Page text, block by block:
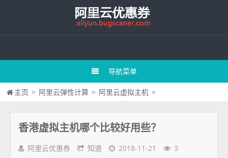
导航菜单
主页 > 阿里云弹性计算 > 阿里云虚拟主机 >
香港虚拟主机哪个比较好用些？
阿里云优惠券 知道 2018-11-21 3